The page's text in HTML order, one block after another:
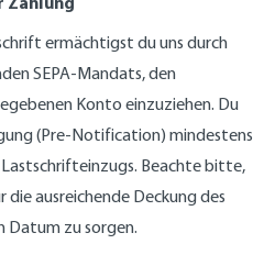
ermächtigst du uns durch
SEPA-Mandats, den
Konto einzuziehen. Du
(Pre-Notification) mindestens
Beachte bitte,
ausreichende Deckung des
Datum zu sorgen.